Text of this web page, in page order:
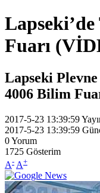
Fuarı
Lapseki
4006 Bilim
2017-5-23 13:39:59
2017-5-23 13:39:59
0Yorum
1725 Gösterim
A- A+